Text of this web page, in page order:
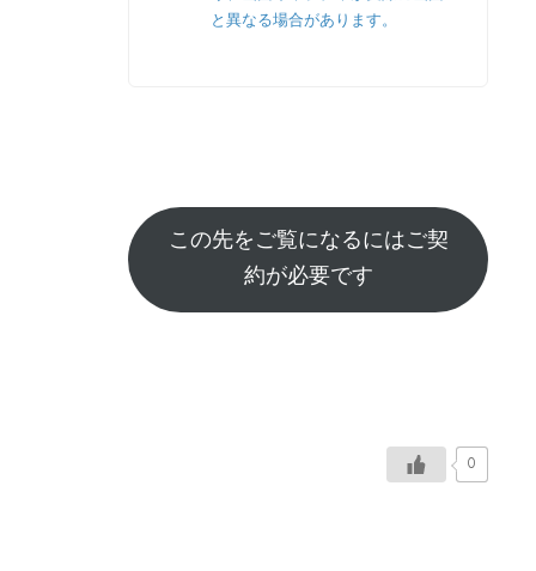
と異なる場合があります。
この先をご覧になるにはご契
約が必要です
0